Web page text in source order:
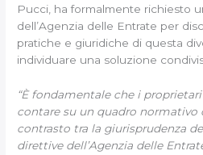
Pucci, ha formalmente richiesto
dell’Agenzia delle Entrate per
pratiche e giuridiche di questa
individuare una soluzione
“È fondamentale che i
contare su un quadro normativo
contrasto tra la giurisprudenza
direttive dell’Agenzia delle